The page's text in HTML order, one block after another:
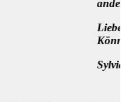
schauen Wollen und